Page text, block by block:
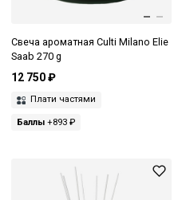
Свеча ароматная Culti Milano Elie
Saab 270 g
12 750 ₽
Плати частями
Баллы +893 ₽